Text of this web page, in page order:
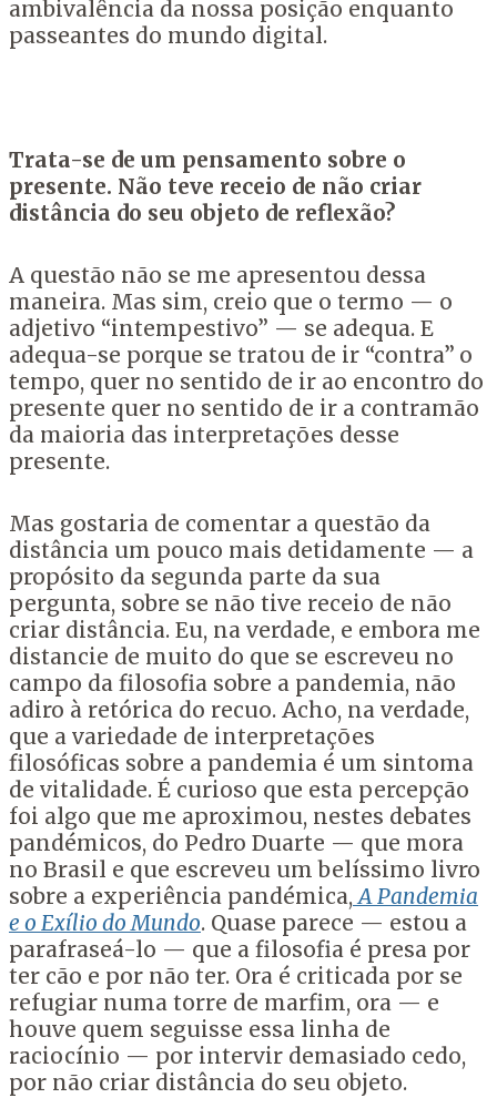
ambivalência da nossa posição enquanto
passeantes do mundo digital.
Trata-se de um pensamento sobre o
presente. Não teve receio de não criar
distância do seu objeto de reflexão?
A questão não se me apresentou dessa
maneira. Mas sim, creio que o termo — o
adjetivo “intempestivo” — se adequa. E
adequa-se porque se tratou de ir “contra” o
tempo, quer no sentido de ir ao encontro do
presente quer no sentido de ir a contramão
da maioria das interpretações desse
presente.
Mas gostaria de comentar a questão da
distância um pouco mais detidamente — a
propósito da segunda parte da sua
pergunta, sobre se não tive receio de não
criar distância. Eu, na verdade, e embora me
distancie de muito do que se escreveu no
campo da filosofia sobre a pandemia, não
adiro à retórica do recuo. Acho, na verdade,
que a variedade de interpretações
filosóficas sobre a pandemia é um sintoma
de vitalidade. É curioso que esta percepção
foi algo que me aproximou, nestes debates
pandémicos, do Pedro Duarte — que mora
no Brasil e que escreveu um belíssimo livro
sobre a experiência pandémica, A Pandemia
e o Exílio do Mundo. Quase parece — estou a
parafraseá-lo — que a filosofia é presa por
ter cão e por não ter. Ora é criticada por se
refugiar numa torre de marfim, ora — e
houve quem seguisse essa linha de
raciocínio — por intervir demasiado cedo,
por não criar distância do seu objeto.